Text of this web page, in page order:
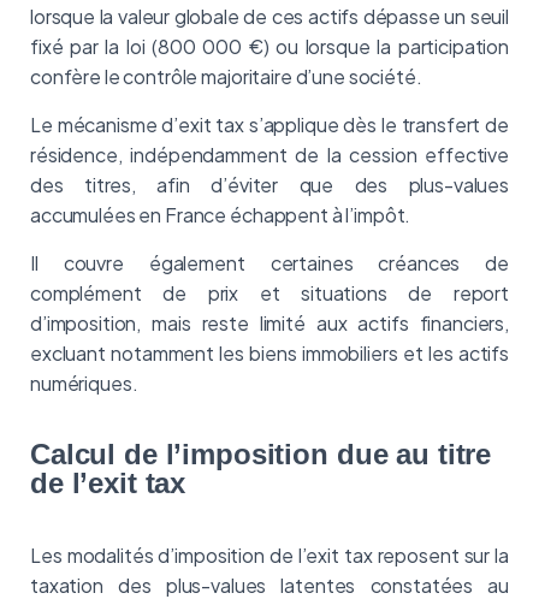
lorsque la valeur globale de ces actifs dépasse un seuil
fixé par la loi (800 000 €) ou lorsque la participation
confère le contrôle majoritaire d’une société.
Le mécanisme d’exit tax s’applique dès le transfert de
résidence, indépendamment de la cession effective
des titres, afin d’éviter que des plus-values
accumulées en France échappent à l’impôt.
Il couvre également certaines créances de
complément de prix et situations de report
d’imposition, mais reste limité aux actifs financiers,
excluant notamment les biens immobiliers et les actifs
numériques.
Calcul de l’imposition due au titre
de l’exit tax
Les modalités d’imposition de l’exit tax reposent sur la
taxation des plus-values latentes constatées au